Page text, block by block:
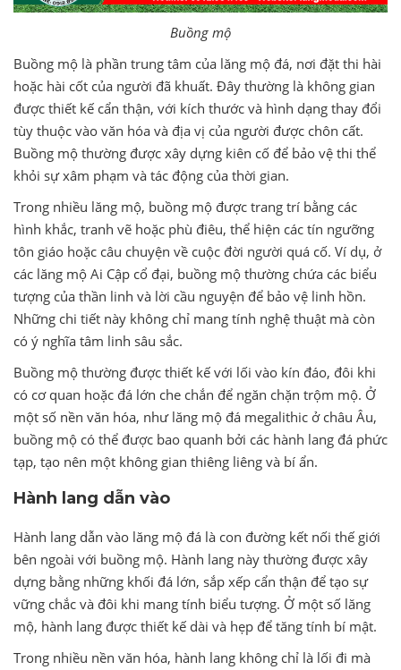
Buồng mộ
Buồng mộ là phần trung tâm của lăng mộ đá, nơi đặt thi hài
hoặc hài cốt của người đã khuất. Đây thường là không gian
được thiết kế cẩn thận, với kích thước và hình dạng thay đổi
tùy thuộc vào văn hóa và địa vị của người được chôn cất.
Buồng mộ thường được xây dựng kiên cố để bảo vệ thi thể
khỏi sự xâm phạm và tác động của thời gian.
Trong nhiều lăng mộ, buồng mộ được trang trí bằng các
hình khắc, tranh vẽ hoặc phù điêu, thể hiện các tín ngưỡng
tôn giáo hoặc câu chuyện về cuộc đời người quá cố. Ví dụ, ở
các lăng mộ Ai Cập cổ đại, buồng mộ thường chứa các biểu
tượng của thần linh và lời cầu nguyện để bảo vệ linh hồn.
Những chi tiết này không chỉ mang tính nghệ thuật mà còn
có ý nghĩa tâm linh sâu sắc.
Buồng mộ thường được thiết kế với lối vào kín đáo, đôi khi
có cơ quan hoặc đá lớn che chắn để ngăn chặn trộm mộ. Ở
một số nền văn hóa, như lăng mộ đá megalithic ở châu Âu,
buồng mộ có thể được bao quanh bởi các hành lang đá phức
tạp, tạo nên một không gian thiêng liêng và bí ẩn.
Hành lang dẫn vào
Hành lang dẫn vào lăng mộ đá là con đường kết nối thế giới
bên ngoài với buồng mộ. Hành lang này thường được xây
dựng bằng những khối đá lớn, sắp xếp cẩn thận để tạo sự
vững chắc và đôi khi mang tính biểu tượng. Ở một số lăng
mộ, hành lang được thiết kế dài và hẹp để tăng tính bí mật.
Trong nhiều nền văn hóa, hành lang không chỉ là lối đi mà